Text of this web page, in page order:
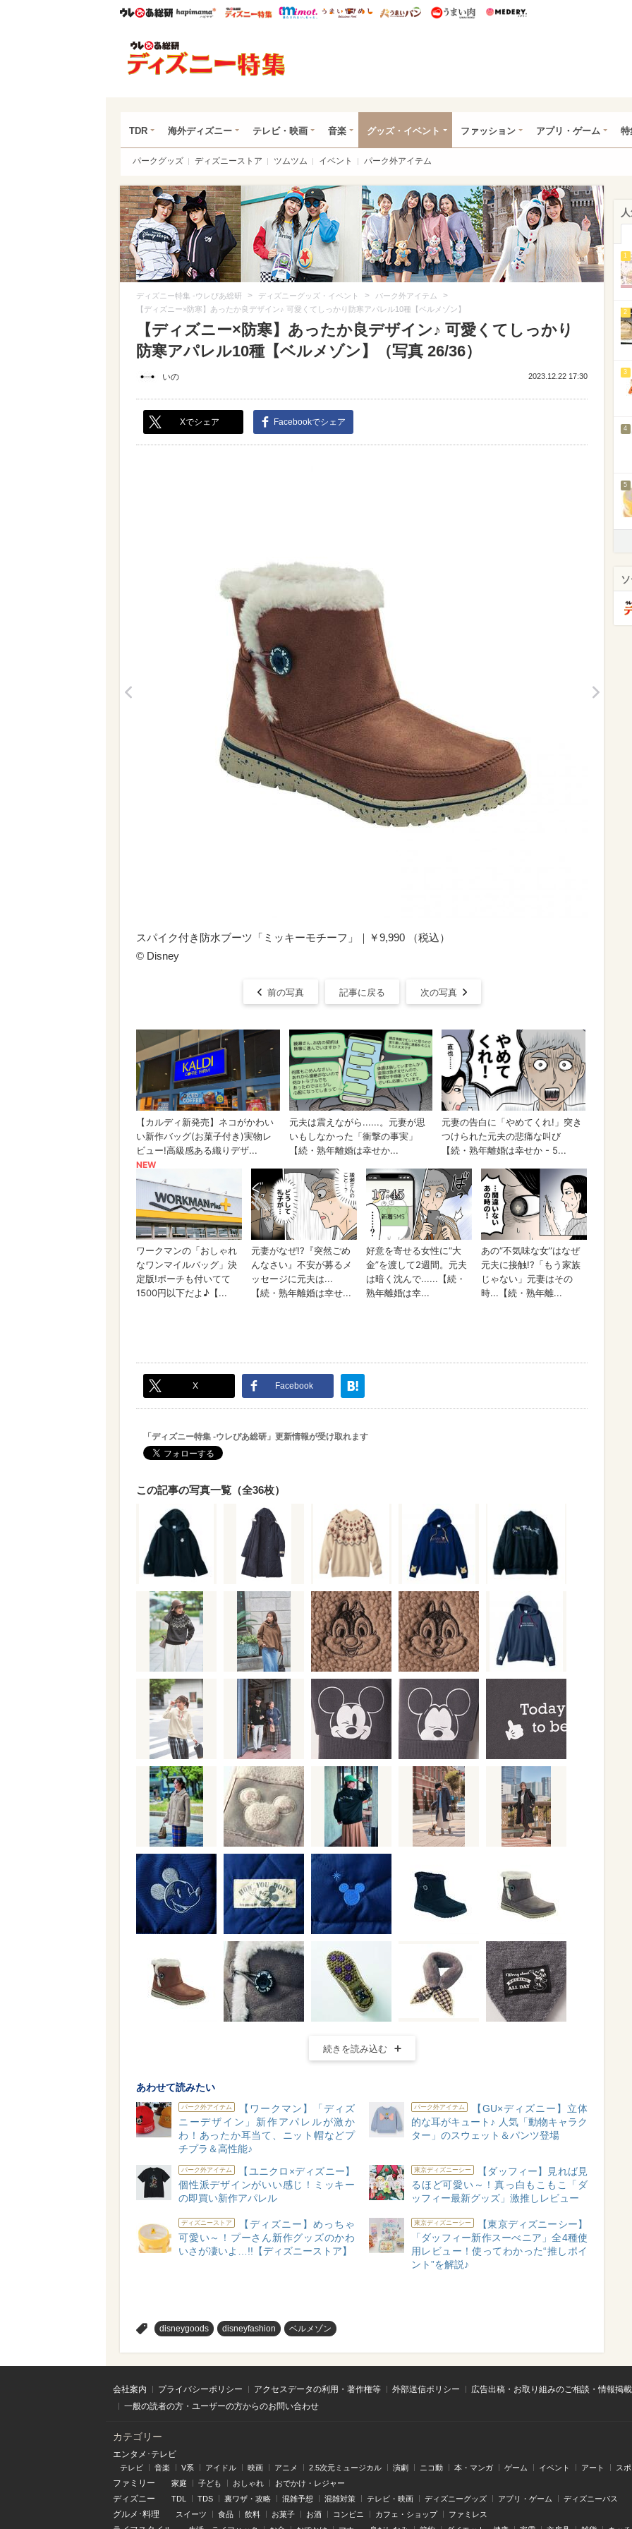
ウレぴあ総研ハピママ* ウレぴあ総研 ディズニー特集
mimot. うまいめし うまいパン うまい肉
TDR 海外ディズニー テレビ・映画 音楽 グッズ・イベント ファッション アプリ・ゲーム 特
パークグッズ ディズニーストア ツムツム イベント パーク外アイテム
ディズニー特集 -ウレぴあ総研 > ディズニーグッズ・イベント > パーク外アイテム >
【ディズニー×防寒】あったか良デザイン♪ 可愛くてしっかり防寒アパレル10種【ベルメゾン】
【ディズニー×防寒】あったか良デザイン♪ 可愛くてしっかり
防寒アパレル10種【ベルメゾン】（写真 26/36）
いの 2023.12.22 17:30
Xでシェア Facebookでシェア
スパイク付き防水ブーツ「ミッキーモチーフ」｜￥9,990 （税込）
© Disney
前の写真 記事に戻る 次の写真
X Facebook
「ディズニー特集 -ウレぴあ総研」更新情報が受け取れます
この記事の写真一覧（全36枚）
続きを読み込む
あわせて読みたい
パーク外アイテム
【ワークマン】「ディズ
ニーデザイン」新作アパレルが激か
わ！あったか耳当て、ニット帽などプ
チプラ＆高性能♪
パーク外アイテム
【GU×ディズニー】立体
的な耳がキュート♪ 人気「動物キャラク
ター」のスウェット＆パンツ登場
パーク外アイテム
【ユニクロ×ディズニー】
個性派デザインがいい感じ！ミッキー
の即買い新作アパレル
東京ディズニーシー
【ダッフィー】見れば見
るほど可愛い～！真っ白もこもこ「ダ
ッフィー最新グッズ」激推しレビュー
ディズニーストア
【ディズニー】めっちゃ
可愛い～！プーさん新作グッズのかわ
いさが凄いよ…!!【ディズニーストア】
東京ディズニーシー
【東京ディズニーシー】
「ダッフィー新作スーべニア」全4種使
用レビュー！使ってわかった“推しポイ
ント”を解説♪
disneygoods disneyfashion ベルメゾン
1
2
3
4
5
会社案内 プライバシーポリシー アクセスデータの利用・著作権等 外部送信ポリシー
広告出稿・お取り組みのご相談・情報掲
一般の読者の方・ユーザーの方からのお問い合わせ
カテゴリー
エンタメ･テレビ
テレビ 音楽 V系 アイドル 映画 アニメ 2.5次元ミュージカル 演劇 ニコ動 本・マンガ ゲーム イベント アート ス
ファミリー 家庭 子ども おしゃれ おでかけ・レジャー
ディズニー TDL TDS 裏ワザ・攻略 混雑予想 混雑対策 テレビ・映画 ディズニーグッズ アプリ・ゲーム ディズニーパス
グルメ･料理 スイーツ 食品 飲料 お菓子 お酒 コンビニ カフェ・ショップ ファミレス